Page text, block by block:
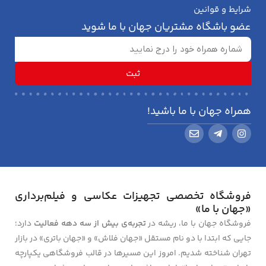
شرایط و قوانین
عضو باشگاه مشتریان جهان با ما شوید
ثبت
همراه جهان با ما باشید!
فروشگاه تخصصی تجهیزات عکاسی و فیلم‌برداری
«جهان با ما»
فروشگاه جهان با ما، ریشه درتجربه‌ی بیش از سه دهه فعالیت دارد؛
جایی که ابتدا با دو نام مستقل «جهان فلاش» و «جهان باتری» در بازار
تهران شناخته شدیم. امروز این مسیرها در قالب فروشگاهی یکپارچه